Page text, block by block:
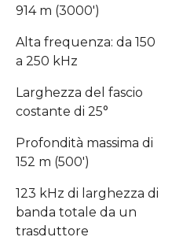
914 m (3000')
Alta frequenza: da 150
a 250 kHz
Larghezza del fascio
costante di 25°
Profondità massima di
152 m (500')
123 kHz di larghezza di
banda totale da un
trasduttore